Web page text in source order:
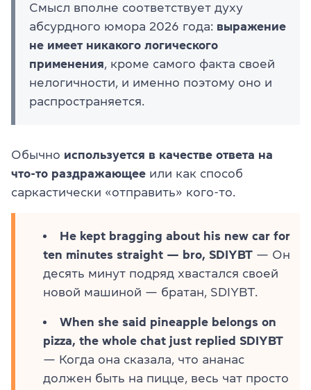
Смысл вполне соответствует духу
абсурдного юмора 2026 года: выражение
не имеет никакого логического
применения, кроме самого факта своей
нелогичности, и именно поэтому оно и
распространяется.
Обычно используется в качестве ответа на
что-то раздражающее или как способ
саркастически «отправить» кого-то.
He kept bragging about his new car for
ten minutes straight — bro, SDIYBT — Он
десять минут подряд хвастался своей
новой машиной — братан, SDIYBT.
When she said pineapple belongs on
pizza, the whole chat just replied SDIYBT
— Когда она сказала, что ананас
должен быть на пицце, весь чат просто